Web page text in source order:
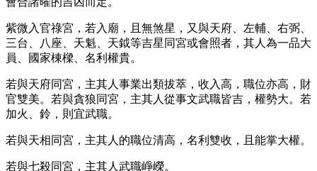
紫微入官祿宮，若入廟，且無煞星，又與天府、左輔、右弼、
三台、八座、天魁、天鉞等吉星同宮或會照者，其人為一品大
員、國家棟樑、名利權貴。
若與天府同宮，主其人事業出類拔萃，收入高，職位亦高，財
官雙美。若與貪狼同宮，主其人從事文武職皆吉，權勢大。若
加火、鈴，則宜武職。
若與天相同宮，主其人的職位清高，名利雙收，且能掌大權。
若與七殺同宮，主其人武職崢嶸。